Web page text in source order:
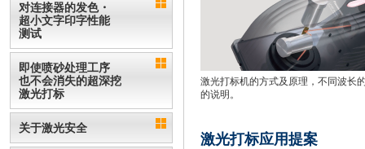
对连接器的发色・
超小文字印字性能
测试
即使喷砂处理工序
也不会消失的超深挖
激光打标
关于激光安全
激光打标机的方式及原理，不同波长
的说明。
激光打标应用提案